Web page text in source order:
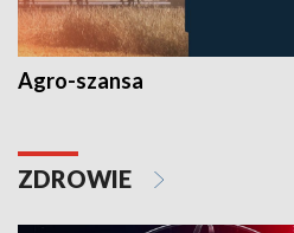
Agro-szansa
ZDROWIE